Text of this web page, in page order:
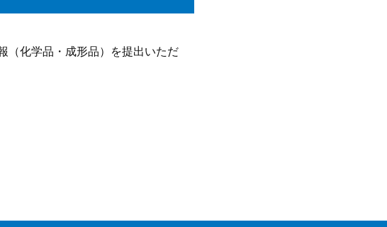
（化学品・成形品）を提出いただ